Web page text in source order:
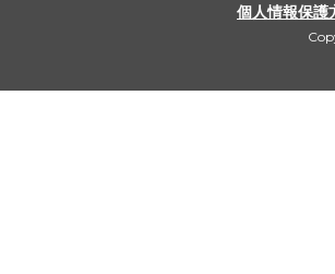
個人情報保護